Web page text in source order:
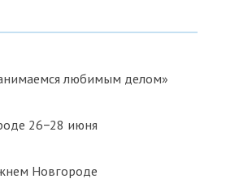
любимым делом»
26−28 июня
Новгороде